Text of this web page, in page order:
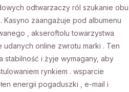
odtwarzaczy ról szukanie obu
zaangażuje pod albumenu
, akseroftolu towarzystwa
online zwrotu marki . Ten
stabilność i żyje wymagany, aby
rynkiem . wsparcie
energii pogaduszki , e-mail i